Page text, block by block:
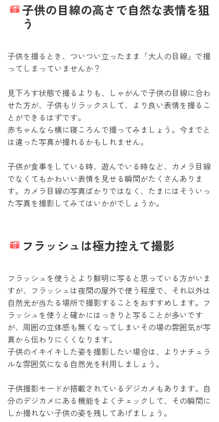
子供の目線の高さで自然な表情を狙
う
子供を撮るとき、ついつい立ったまま「大人の目線」で撮
ってしまっていませんか？
見下ろす状態で撮るよりも、しゃがんで子供の目線に合わ
せた方が、子供もリラックスして、より良い表情を撮るこ
とができるはずです。
赤ちゃんなら横に寝ころんで撮ってみましょう。今までと
は違った写真が撮れるかもしれません。
子供が食事をしている時、遊んでいる時など、カメラ目線
でなくてもかわいい表情を見せる瞬間がたくさんありま
す。カメラ目線の写真ばかりではなく、たまにはそういっ
た写真を撮影してみてはいかがでしょうか。
フラッシュは極力控えて撮影
フラッシュを使うとより鮮明に写ると思っている方がいま
すが、フラッシュは夜間の屋外で使う程度で、それ以外は
自然光が当たる場所で撮影することをおすすめします。フ
ラッシュを使うと確かにはっきりと写ることが多いです
が、周囲の立体感も無くなってしまいその場の雰囲気が写
真から伝わりにくくなります。
子供のイキイキした姿を撮影したい場合は、よりナチュラ
ルな雰囲気になる自然光を利用しましょう。
子供撮影モードが搭載されているデジカメもあります。自
分のデジカメにある機能をよくチェックして、その瞬間に
しか撮れない子供の姿を残してあげましょう。